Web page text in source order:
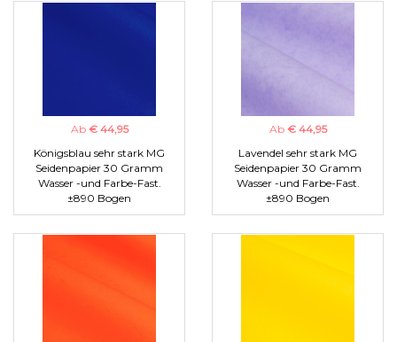
Ab € 44,95
Königsblau sehr stark MG
Seidenpapier 30 Gramm
Wasser -und Farbe-Fast.
±890 Bogen
Ab € 44,95
Lavendel sehr stark MG
Seidenpapier 30 Gramm
Wasser -und Farbe-Fast.
±890 Bogen